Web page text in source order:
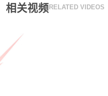
相关视频 RELATED VIDEOS